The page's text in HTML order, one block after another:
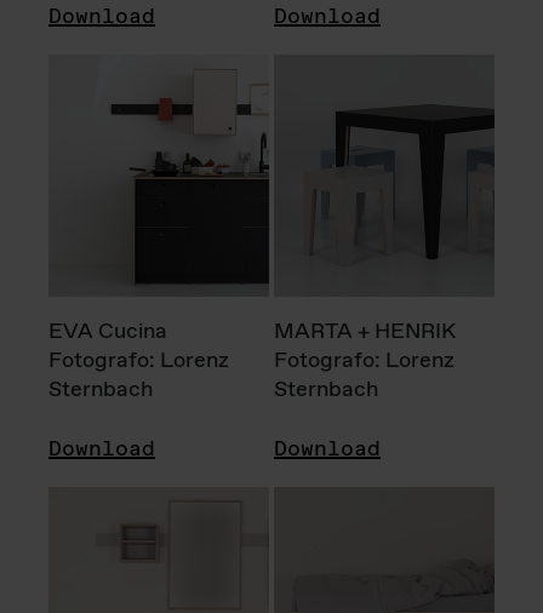
Download Download
EVA Cucina
Fotografo: Lorenz
Sternbach
Download
MARTA + HENRIK
Fotografo: Lorenz
Sternbach
Download